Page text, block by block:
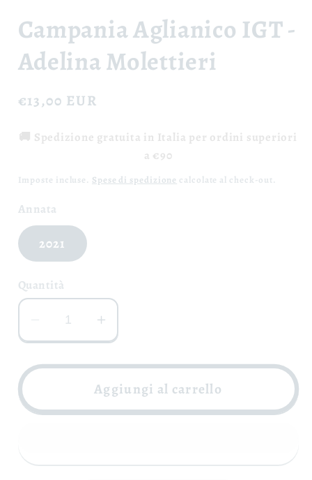
in
finestra
Campania Aglianico IGT -
Adelina Molettieri
Prezzo
listino
€13,00 EUR
🚚 Spedizione gratuita in Italia per ordini superiori
a €90
Imposte incluse. Spese di spedizione calcolate al check-out.
Annata
2021
Quantità
Diminuisci
quantità
per
Campania
Aglianico
Aumenta
quantità
per
Campania
Aggiungi al carrello